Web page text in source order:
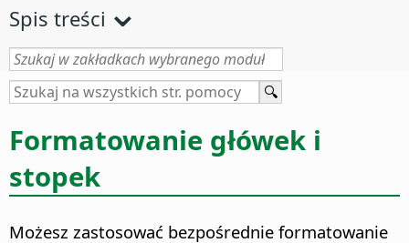
Spis treści
Formatowanie główek i
stopek
Możesz zastosować bezpośrednie formatowanie